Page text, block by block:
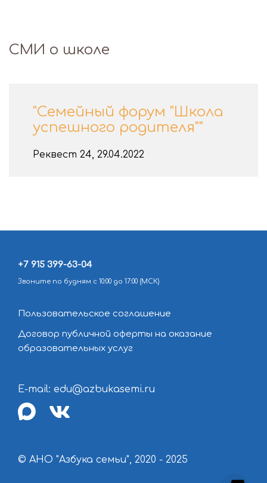
СМИ о школе
"Семейный форум "Школа
успешного родителя""
Реквест 24, 29.04.2022
+7 915 399-63-04
Звоните по будням с 10:00 до 17:00 (МСК)
Пользовательское соглашение
Договор публичной оферты на оказание
образовательных услуг
E-mail: edu@azbukasemi.ru
max vk
© АНО "Азбука семьи", 2020 - 2025